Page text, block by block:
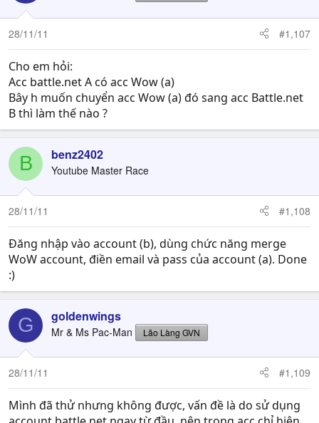
28/11/11 #1,107
Cho em hỏi:
Acc battle.net A có acc Wow (a)
Bây h muốn chuyển acc Wow (a) đó sang acc Battle.net
B thì làm thế nào ?
B benz2402
Youtube Master Race
28/11/11 #1,108
Đăng nhập vào account (b), dùng chức năng merge
WoW account, điền email và pass của account (a). Done
:)
G goldenwings
Mr & Ms Pac-Man Lão Làng GVN
28/11/11 #1,109
Mình đã thử nhưng không được, vấn đề là do sử dụng